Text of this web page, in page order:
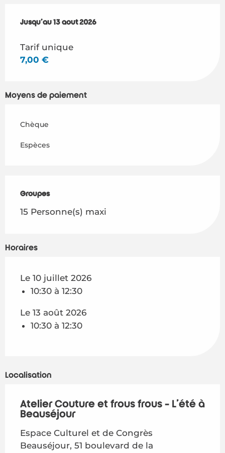
Du10 juillet 2026au13 août 2026
Jusqu'au 13 août 2026
Tarif unique
7,00 €
Moyens de paiement
Chèque
Espèces
Groupes
Groupes
15 Personne(s) maxi
Horaires
Le 10 juillet 2026
10:30 à 12:30
Le 13 août 2026
10:30 à 12:30
Localisation
Atelier Couture et frous frous - L'été à
Beauséjour
Espace Culturel et de Congrès
Beauséjour, 51 boulevard de la